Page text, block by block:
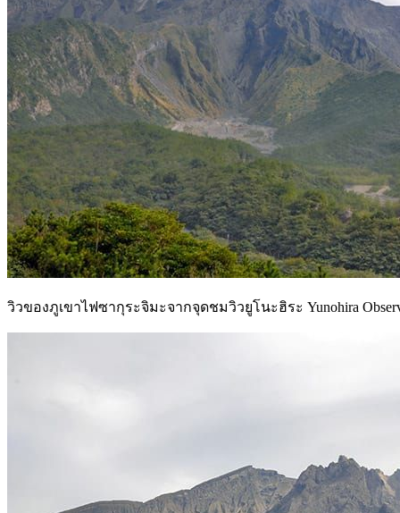
วิวของภูเขาไฟซากุระจิมะจากจุดชมวิวยูโนะฮิระ Yunohira